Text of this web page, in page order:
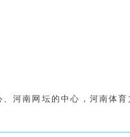
河南网坛的中心，河南体育